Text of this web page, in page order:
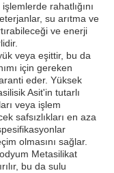
rahatlığını
su arıtma ve
ve enerji
veya eşittir, bu da
için gereken
eder. Yüksek
Asit'in tutarlı
veya işlem
safsızlıkları en aza
olmasını sağlar.
Metasilikat
bu da sulu